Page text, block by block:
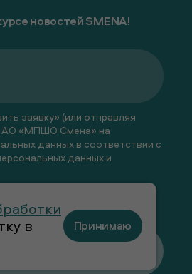
новостей SMENA!
заявку» (или отправляя
АО «МПШО Смена» на
данных в соответствии с
данных и
в
Принимаю